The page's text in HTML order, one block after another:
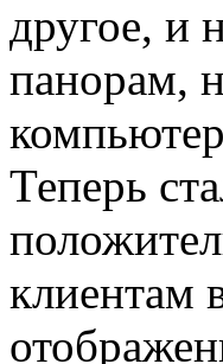
другое, и
панорам,
Теперь
клиентам